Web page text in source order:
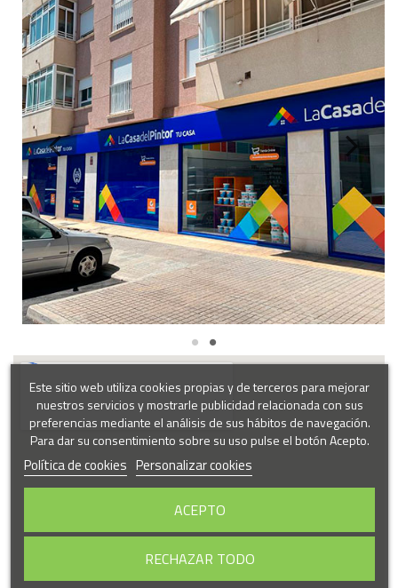
Este sitio web utiliza cookies propias y de terceros para mejorar
nuestros servicios y mostrarle publicidad relacionada con sus
preferencias mediante el análisis de sus hábitos de navegación.
Para dar su consentimiento sobre su uso pulse el botón Acepto.
Política de cookies Personalizar cookies
RECHAZAR TODO
ACEPTO